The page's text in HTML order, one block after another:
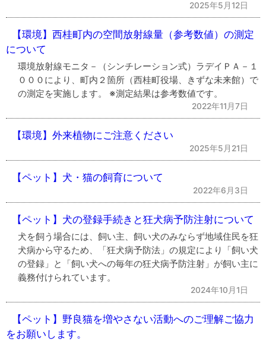
2025年5月12日
【環境】西桂町内の空間放射線量（参考数値）の測定
について
環境放射線モニタ－（シンチレーション式）ラデイＰＡ－１
０００により、町内２箇所（西桂町役場、きずな未来館）で
の測定を実施します。 ※測定結果は参考数値です。
2022年11月7日
【環境】外来植物にご注意ください
2025年5月21日
【ペット】犬・猫の飼育について
2022年6月3日
【ペット】犬の登録手続きと狂犬病予防注射について
犬を飼う場合には、飼い主、飼い犬のみならず地域住民を狂
犬病から守るため、「狂犬病予防法」の規定により「飼い犬
の登録」と「飼い犬への毎年の狂犬病予防注射」が飼い主に
義務付けられています。
2024年10月1日
【ペット】野良猫を増やさない活動へのご理解ご協力
をお願いします。